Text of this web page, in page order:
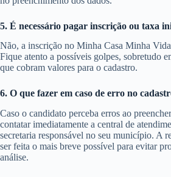
5. É necessário pagar inscrição ou taxa
Não, a inscrição no Minha Casa Minha
Fique atento a possíveis golpes, sobretudo
que cobram valores para o cadastro.
6. O que fazer em caso de erro no
Caso o candidato perceba erros ao
contatar imediatamente a central de
secretaria responsável no seu município. A
ser feita o mais breve possível para evitar
análise.